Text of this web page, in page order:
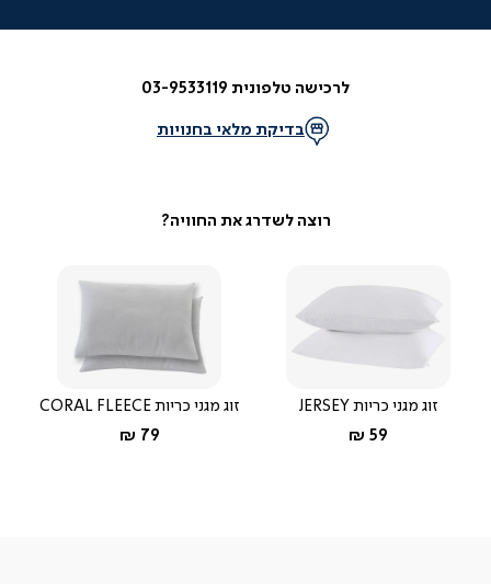
לרכישה טלפונית 03-9533119
בדיקת מלאי בחנויות
זוג מגני כריות JERSEY
החל מ-
59 ₪
זוג מגני כריות CORAL FLEECE
החל מ-
79 ₪